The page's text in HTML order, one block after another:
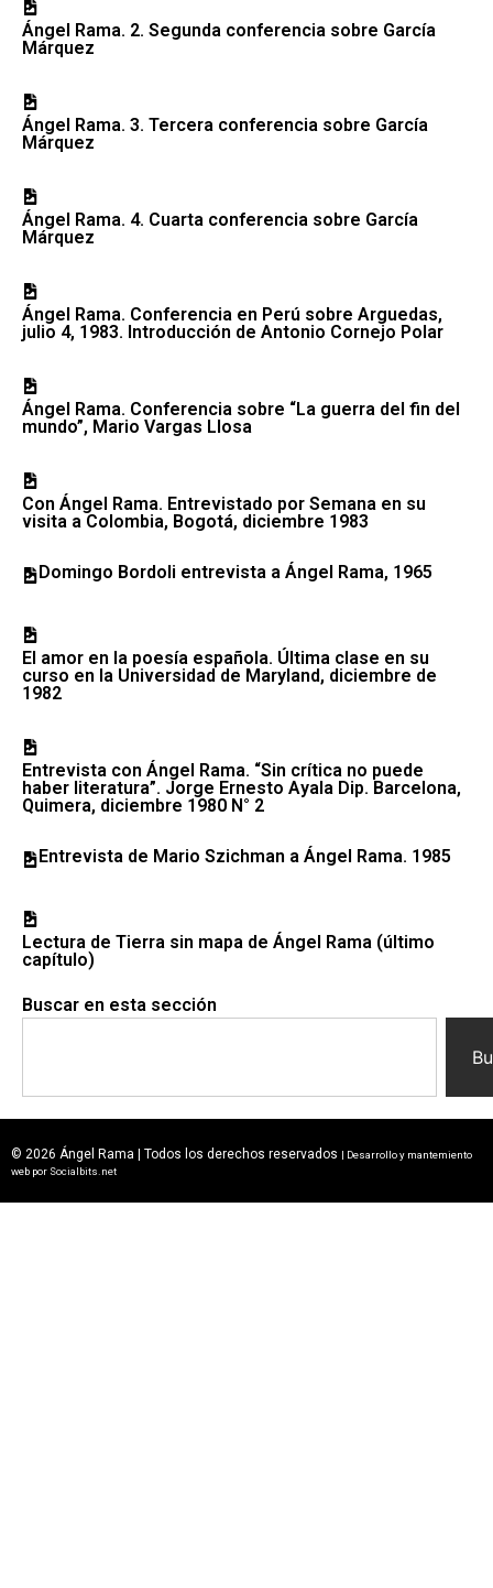
Ángel Rama. 2. Segunda conferencia sobre García
Márquez
Ángel Rama. 3. Tercera conferencia sobre García
Márquez
Ángel Rama. 4. Cuarta conferencia sobre García
Márquez
Ángel Rama. Conferencia en Perú sobre Arguedas,
julio 4, 1983. Introducción de Antonio Cornejo Polar
Ángel Rama. Conferencia sobre “La guerra del fin del
mundo”, Mario Vargas Llosa
Con Ángel Rama. Entrevistado por Semana en su
visita a Colombia, Bogotá, diciembre 1983
Domingo Bordoli entrevista a Ángel Rama, 1965
El amor en la poesía española. Última clase en su
curso en la Universidad de Maryland, diciembre de
1982
Entrevista con Ángel Rama. “Sin crítica no puede
haber literatura”. Jorge Ernesto Ayala Dip. Barcelona,
Quimera, diciembre 1980 N° 2
Entrevista de Mario Szichman a Ángel Rama. 1985
Lectura de Tierra sin mapa de Ángel Rama (último
capítulo)
Buscar en esta sección
© 2026 Ángel Rama | Todos los derechos reservados
| Desarrollo y mantemiento
web por Socialbits.net